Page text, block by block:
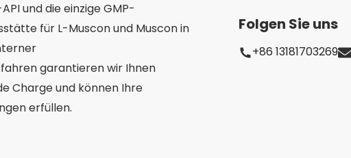
und die einzige GMP-
für L-Muscon und Muscon in
garantieren wir Ihnen
Charge und können Ihre
erfüllen.
Folgen Sie uns
+86 13181703269